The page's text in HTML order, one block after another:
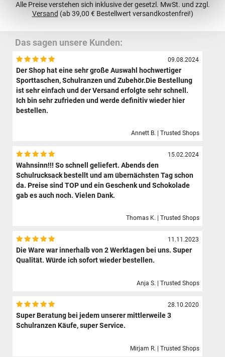
Alle Preise verstehen sich inklusive der gesetzl. MwSt. und zzgl.
Versand (ab 39,00 € Bestellwert versandkostenfrei!)
Das sagen unsere Kunden:
09.08.2024
Der Shop hat eine sehr große Auswahl hochwertiger
Sporttaschen, Schulranzen und Zubehör.Die Bestellung
ist sehr einfach und der Versand erfolgte sehr schnell.
Ich bin sehr zufrieden und werde definitiv wieder hier
bestellen.
Annett B. | Trusted Shops
15.02.2024
Wahnsinn!!! So schnell geliefert. Abends den
Schulrucksack bestellt und am übernächsten Tag schon
da. Preise sind TOP und ein Geschenk und Schokolade
gab es auch noch. Vielen Dank.
Thomas K. | Trusted Shops
11.11.2023
Die Ware war innerhalb von 2 Werktagen bei uns. Super
Qualität. Würde ich sofort wieder bestellen.
Anja S. | Trusted Shops
28.10.2020
Super Beratung bei jedem unserer mittlerweile 3
Schulranzen Käufe, super Service.
Mirjam R. | Trusted Shops